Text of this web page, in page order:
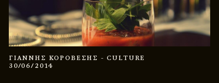
ΓΙΑΝΝΗΣ ΚΟΡΟΒΕΣΗΣ - CULTURE
30/06/2014